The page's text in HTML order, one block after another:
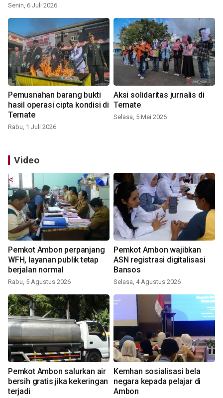
Senin, 6 Juli 2026
Pemusnahan barang bukti
hasil operasi cipta kondisi di
Ternate
Rabu, 1 Juli 2026
Aksi solidaritas jurnalis di
Ternate
Selasa, 5 Mei 2026
Video
Pemkot Ambon perpanjang
WFH, layanan publik tetap
berjalan normal
Rabu, 5 Agustus 2026
Pemkot Ambon wajibkan
ASN registrasi digitalisasi
Bansos
Selasa, 4 Agustus 2026
Pemkot Ambon salurkan air
bersih gratis jika kekeringan
terjadi
Kemhan sosialisasi bela
negara kepada pelajar di
Ambon